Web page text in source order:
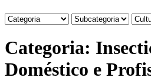
Categoria:
Doméstico e